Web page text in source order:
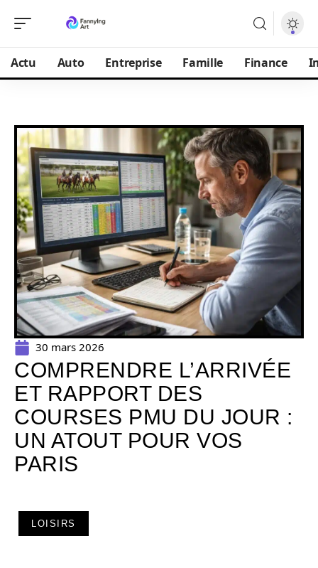
Actu Auto Entreprise Famille Finance
30 mars 2026
COMPRENDRE L’ARRIVÉE
ET RAPPORT DES
COURSES PMU DU JOUR :
UN ATOUT POUR VOS
PARIS
LOISIRS